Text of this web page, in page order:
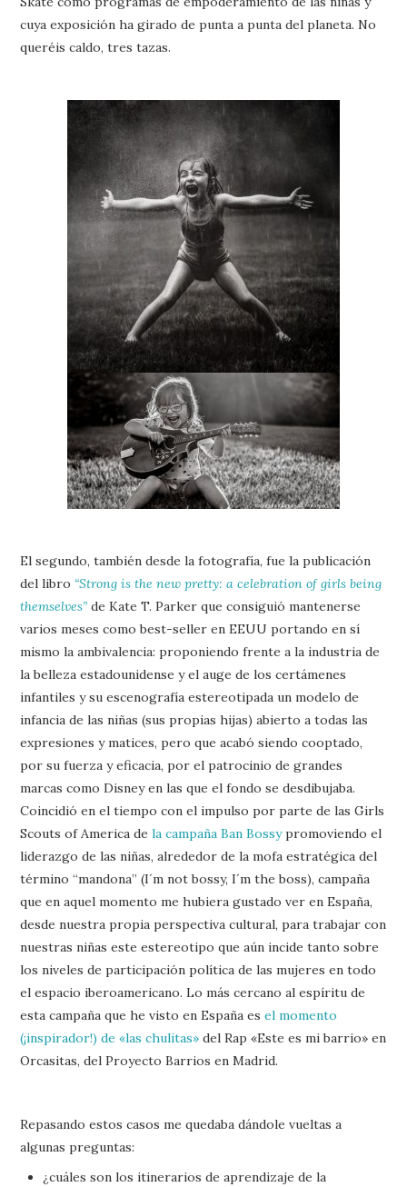
cuya exposición ha girado de punta a punta del planeta. No
queréis caldo, tres tazas.
El segundo, también desde la fotografía, fue la publicación
del libro “Strong is the new pretty: a celebration of girls being
themselves” de Kate T. Parker que consiguió mantenerse
varios meses como best-seller en EEUU portando en sí
mismo la ambivalencia: proponiendo frente a la industria de
la belleza estadounidense y el auge de los certámenes
infantiles y su escenografía estereotipada un modelo de
infancia de las niñas (sus propias hijas) abierto a todas las
expresiones y matices, pero que acabó siendo cooptado,
por su fuerza y eficacia, por el patrocinio de grandes
marcas como Disney en las que el fondo se desdibujaba.
Coincidió en el tiempo con el impulso por parte de las Girls
Scouts of America dela campaña Ban Bossypromoviendo el
liderazgo de las niñas, alrededor de la mofa estratégica del
término “mandona” (I´m not bossy, I´m the boss), campaña
que en aquel momento me hubiera gustado ver en España,
desde nuestra propia perspectiva cultural, para trabajar con
nuestras niñas este estereotipo que aún incide tanto sobre
los niveles de participación política de las mujeres en todo
el espacio iberoamericano. Lo más cercano al espíritu de
esta campaña que he visto en España esel momento
(¡inspirador!) de «las chulitas» del Rap «Este es mi barrio» en
Orcasitas, del Proyecto Barrios en Madrid.
Repasando estos casos me quedaba dándole vueltas a
algunas preguntas:
¿cuáles son los itinerarios de aprendizaje de la